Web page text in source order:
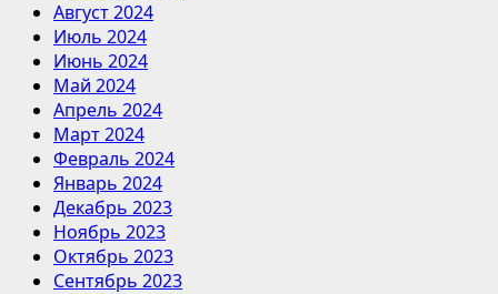
Август 2024
Июль 2024
Июнь 2024
Май 2024
Апрель 2024
Март 2024
Февраль 2024
Январь 2024
Декабрь 2023
Ноябрь 2023
Октябрь 2023
Сентябрь 2023